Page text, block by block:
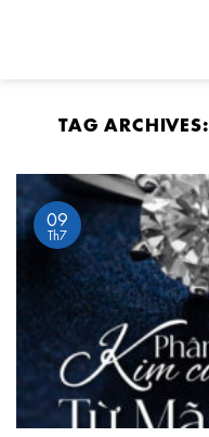
TAG ARCHIVES:
09
Th7